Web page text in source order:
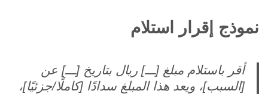
نموذج إقرار استلام
أقر باستلام مبلغ [ـــ] ريال بتاريخ [ـــ] عن
[السبب]، ويعد هذا المبلغ سدادًا [كاملًا/جزئيًا]،